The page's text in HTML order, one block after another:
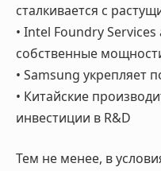
сталкивается с
• Intel Foundry
собственные
• Samsung укрепляет
• Китайские
инвестиции в R&D
Тем не менее, в